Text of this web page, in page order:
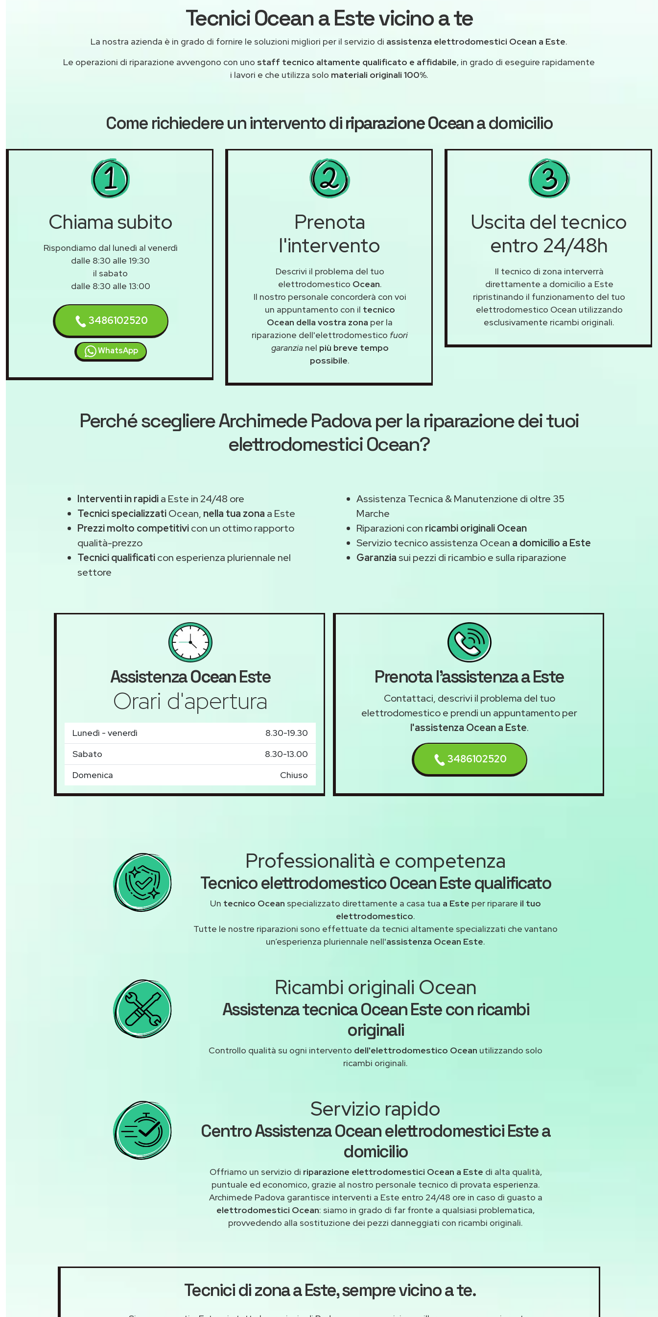
Tecnici Ocean a Este vicino a te
La nostra azienda è in grado di fornire le soluzioni migliori per il servizio di assistenza elettrodomestici Ocean a Este.
Le operazioni di riparazione avvengono con uno staff tecnico altamente qualificato e affidabile, in grado di eseguire rapidamente
i lavori e che utilizza solo materiali originali 100%.
Come richiedere un intervento diriparazione Oceana domicilio
Chiama subito
Rispondiamo dal lunedì al venerdì
dalle 8:30 alle 19:30
il sabato
dalle 8:30 alle 13:00
3486102520
WhatsApp
Prenota
l'intervento
Descrivi il problema del tuo
elettrodomestico Ocean.
Il nostro personale concorderà con voi
un appuntamento con il tecnico
Ocean della vostra zona per la
riparazione dell'elettrodomestico fuori
garanzianel più breve tempo
possibile.
Uscita del tecnico
entro 24/48h
Il tecnico di zona interverrà
direttamente a domicilio a Este
ripristinando il funzionamento del tuo
elettrodomestico Ocean utilizzando
esclusivamente ricambi originali.
Perché scegliereArchimede Padovaper la riparazione dei tuoi
elettrodomestici Ocean?
Interventi in rapidia Este in 24/48 ore
Tecnici specializzatiOcean, nella tua zona a Este
Prezzi molto competitivicon un ottimo rapporto
qualità-prezzo
Tecnici qualificaticon esperienza pluriennale nel
settore
Assistenza Tecnica & Manutenzione di oltre 35
Marche
Riparazioni con ricambi originali Ocean
Servizio tecnico assistenza Ocean a domicilio a Este
Garanzia sui pezzi di ricambio e sulla riparazione
AssistenzaOceanEste
Orari d'apertura
Lunedì - venerdì
8.30-19.30
Sabato
8.30-13.00
Domenica
Chiuso
Prenota l'assistenza a Este
Contattaci, descrivi il problema del tuo
elettrodomestico e prendi un appuntamento per
l'assistenza Ocean a Este.
3486102520
Professionalità e competenza
Tecnico elettrodomestico Ocean Este qualificato
Un tecnico Ocean specializzato direttamente a casa tua a Este per riparare il tuo
elettrodomestico.
Tutte le nostre riparazioni sono effettuate da tecnici altamente specializzati che vantano
un’esperienza pluriennale nell'assistenza Ocean Este.
Ricambi originali Ocean
Assistenza tecnica Ocean Este con ricambi
originali
Controllo qualità su ogni intervento dell'elettrodomestico Ocean utilizzando solo
ricambi originali.
Servizio rapido
Centro Assistenza Ocean elettrodomestici Este a
domicilio
Offriamo un servizio di riparazione elettrodomestici Ocean a Este di alta qualità,
puntuale ed economico, grazie al nostro personale tecnico di provata esperienza.
Archimede Padova garantisce interventi a Este entro 24/48 ore in caso di guasto a
elettrodomestici Ocean: siamo in grado di far fronte a qualsiasi problematica,
provvedendo alla sostituzione dei pezzi danneggiati con ricambi originali.
Tecnici di zona a Este, sempre vicino a te.